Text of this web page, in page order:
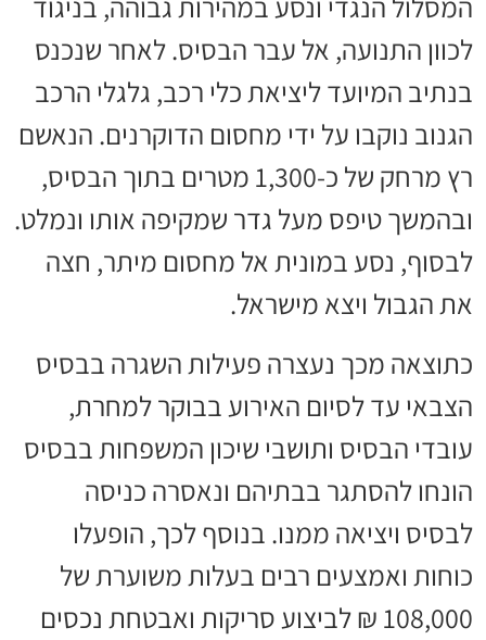
לכוון התנועה, אל עבר הבסיס. לאחר שנכנס
בנתיב המיועד ליציאת כלי רכב, גלגלי הרכב
הגנוב נוקבו על ידי מחסום הדוקרנים. הנאשם
רץ מרחק של כ-1,300 מטרים בתוך הבסיס,
ובהמשך טיפס מעל גדר שמקיפה אותו ונמלט.
לבסוף, נסע במונית אל מחסום מיתר, חצה
את הגבול ויצא מישראל.
כתוצאה מכך נעצרה פעילות השגרה בבסיס
הצבאי עד לסיום האירוע בבוקר למחרת,
עובדי הבסיס ותושבי שיכון המשפחות בבסיס
הונחו להסתגר בבתיהם ונאסרה כניסה
לבסיס ויציאה ממנו. בנוסף לכך, הופעלו
כוחות ואמצעים רבים בעלות משוערת של
108,000 ₪ לביצוע סריקות ואבטחת נכסים